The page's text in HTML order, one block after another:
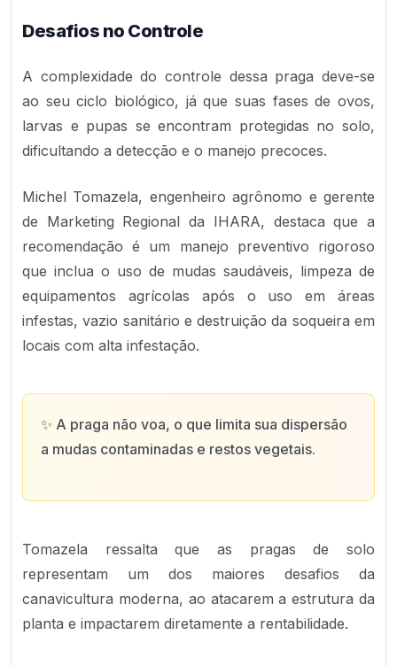
Desafios no Controle
A complexidade do controle dessa praga deve-se
ao seu ciclo biológico, já que suas fases de ovos,
larvas e pupas se encontram protegidas no solo,
dificultando a detecção e o manejo precoces.
Michel Tomazela, engenheiro agrônomo e gerente
de Marketing Regional da IHARA, destaca que a
recomendação é um manejo preventivo rigoroso
que inclua o uso de mudas saudáveis, limpeza de
equipamentos agrícolas após o uso em áreas
infestas, vazio sanitário e destruição da soqueira em
locais com alta infestação.
✨ A praga não voa, o que limita sua dispersão
a mudas contaminadas e restos vegetais.
Tomazela ressalta que as pragas de solo
representam um dos maiores desafios da
canavicultura moderna, ao atacarem a estrutura da
planta e impactarem diretamente a rentabilidade.